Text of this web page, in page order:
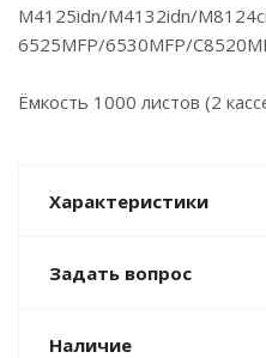
M4125idn/M4132idn/
6525MFP/6530MFP/
Ёмкость 1000 листов (2
Характеристики
Задать вопрос
Наличие